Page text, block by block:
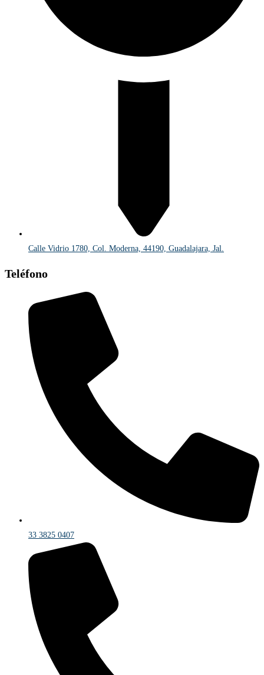
Calle Vidrio 1780, Col. Moderna, 44190, Guadalajara, Jal.
Teléfono
33 3825 0407